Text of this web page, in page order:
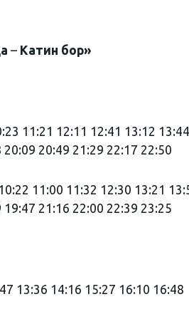
– Катин бор»
11:21 12:11 12:41 13:12 13:44
20:49 21:29 22:17 22:50
11:00 11:32 12:30 13:21
21:16 22:00 22:39 23:25
13:36 14:16 15:27 16:10 16:48